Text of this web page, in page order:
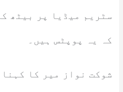
سٹریم میڈیا پر بیٹھ
کہ یہ پوپٹس ہیں۔
شوکت نواز میر کا کہنا